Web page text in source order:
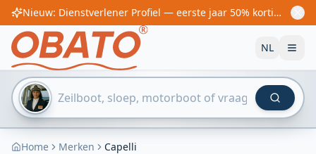
Nieuw: Dienstverlener Profiel — eerste jaar 50% korting! Vanaf €60/jaar
NL
Home Merken Capelli